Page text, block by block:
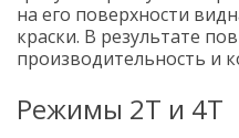
на его поверхности
краски. В результате
производительность и
Режимы 2Т и 4Т